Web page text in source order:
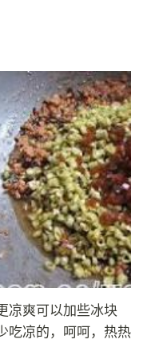
凉爽可以加些冰块
吃凉的，呵呵，热热